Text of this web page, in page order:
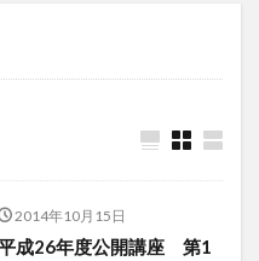
2014年10月15日
成26年度公開講座 第1